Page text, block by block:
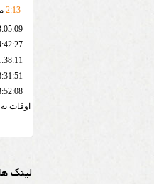
2:13
اوقات
لینک